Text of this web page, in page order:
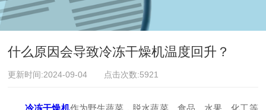
什么原因会导致冷冻干燥机温度回升？
更新时间:2024-09-04 点击次数:5921
冷冻干燥机作为野生蔬菜，脱水蔬菜、食品、水果、化工等